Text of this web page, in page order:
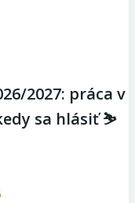
2027: práca v
sa hlásiť ⛷️